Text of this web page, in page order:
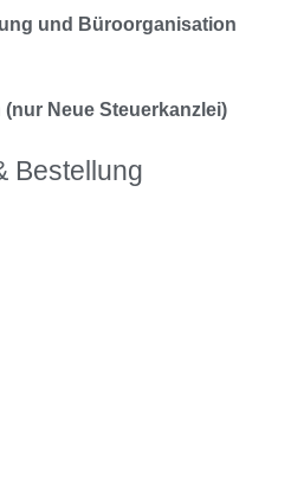
und Büroorganisation
Neue Steuerkanzlei)
Bestellung